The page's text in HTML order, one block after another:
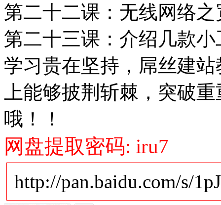
第二十二课：无线网络
第二十三课：介绍几款
学习贵在坚持，屌丝建
上能够披荆斩棘，突破
哦！！
网盘提取密码: iru7
http://pan.baidu.com/s/